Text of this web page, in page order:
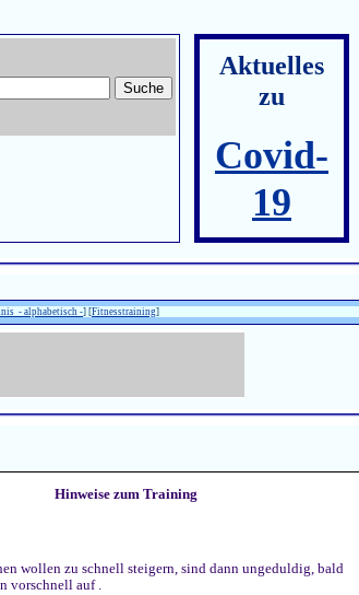
Aktuelles
zu
Covid-
19
- alphabetisch -] [Fitnesstraining]
Hinweise zum Training
wollen zu schnell steigern, sind dann ungeduldig, bald
vorschnell auf .